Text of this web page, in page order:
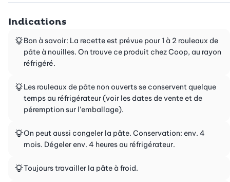
Indications
Bon à savoir: La recette est prévue pour 1 à 2 rouleaux de
pâte à nouilles. On trouve ce produit chez Coop, au rayon
réfrigéré.
Les rouleaux de pâte non ouverts se conservent quelque
temps au réfrigérateur (voir les dates de vente et de
péremption sur l’emballage).
On peut aussi congeler la pâte. Conservation: env. 4
mois. Dégeler env. 4 heures au réfrigérateur.
Toujours travailler la pâte à froid.